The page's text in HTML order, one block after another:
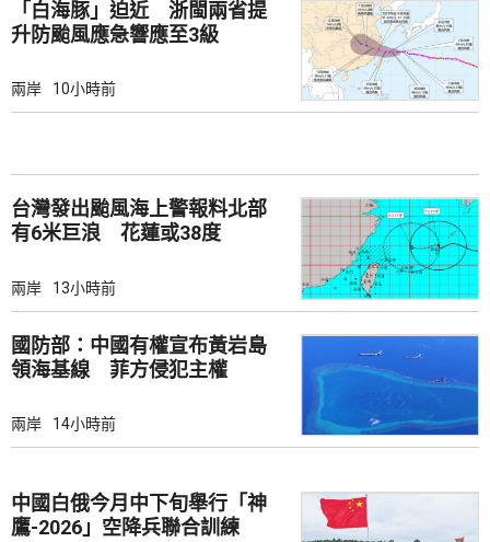
「白海豚」迫近 浙閩兩省提
升防颱風應急響應至3級
兩岸 10小時前
台灣發出颱風海上警報料北部
有6米巨浪 花蓮或38度
兩岸 13小時前
國防部：中國有權宣布黃岩島
領海基線 菲方侵犯主權
兩岸 14小時前
中國白俄今月中下旬舉行「神
鷹-2026」空降兵聯合訓練